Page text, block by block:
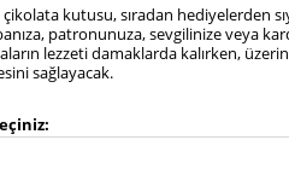
kutusu, sıradan hediyelerden
patronunuza, sevgilinize veya
lezzeti damaklarda kalırken,
sağlayacak.